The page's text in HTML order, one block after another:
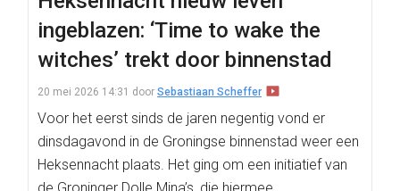
ingeblazen: ‘Time to wake the
witches’ trekt door binnenstad
20 mei 2026 14:31 door Sebastiaan Scheffer
Voor het eerst sinds de jaren negentig vond er
dinsdagavond in de Groningse binnenstad weer een
Heksennacht plaats. Het ging om een initiatief van